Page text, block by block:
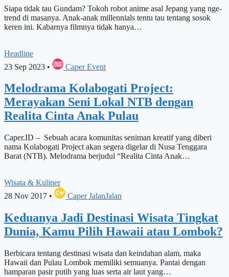
Siapa tidak tau Gundam? Tokoh robot anime asal Jepang yang nge-
trend di masanya. Anak-anak millennials tentu tau tentang sosok
keren ini. Kabarnya filmnya tidak hanya…
Headline
23 Sep 2023 • Caper Event
Melodrama Kolabogati Project:
Merayakan Seni Lokal NTB dengan
Realita Cinta Anak Pulau
Caper.ID – Sebuah acara komunitas seniman kreatif yang diberi
nama Kolabogati Project akan segera digelar di Nusa Tenggara
Barat (NTB). Melodrama berjudul “Realita Cinta Anak…
Wisata & Kuliner
28 Nov 2017 • Caper JalanJalan
Keduanya Jadi Destinasi Wisata Tingkat
Dunia, Kamu Pilih Hawaii atau Lombok?
Berbicara tentang destinasi wisata dan keindahan alam, maka
Hawaii dan Pulau Lombok memiliki semuanya. Pantai dengan
hamparan pasir putih yang luas serta air laut yang…